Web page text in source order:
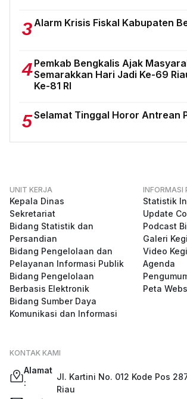
3 Alarm Krisis Fiskal Kabupaten
4Pemkab Bengkalis Ajak
Semarakkan Hari Jadi Ke-69
Ke-81 RI
5Selamat Tinggal Horor Antrean
UNIT KERJA
Kepala Dinas
Sekretariat
Bidang Statistik dan
Persandian
Bidang Pengelolaan dan
Pelayanan Informasi Publik
Bidang Pengelolaan
Berbasis Elektronik
Bidang Sumber Daya
Komunikasi dan Informasi
INFORMASI
Statistik
Update
Podcast
Galeri
Video
Agenda
Peta
KONTAK KAMI
Alamat
:
Jl. Kartini No. 012 Kode Pos
Riau